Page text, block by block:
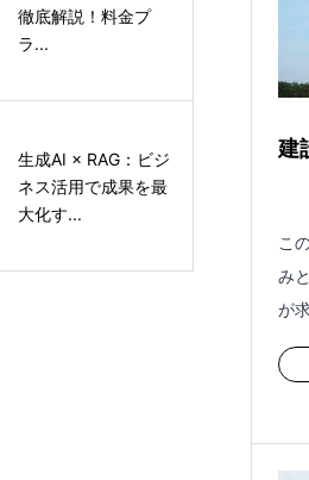
建
こ
み
が
徹底解説！料金プ
ラ...
生成AI × RAG：ビジ
ネス活用で成果を最
大化す...